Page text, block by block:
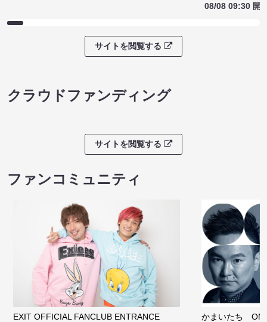
08/08 09:30 開
サイトを閲覧する
クラウドファンディング
サイトを閲覧する
ファンコミュニティ
EXIT OFFICIAL FANCLUB ENTRANCE かまいたち